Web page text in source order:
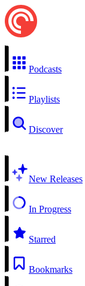
Podcasts
Playlists
Discover
New Releases
In Progress
Starred
Bookmarks